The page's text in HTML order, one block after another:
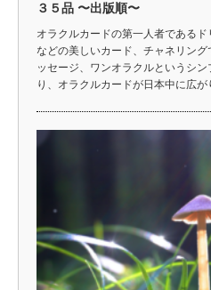
３５品 〜出版順〜
オラクルカードの第一人者である
などの美しいカード、チャネリン
ッセージ、ワンオラクルというシ
り、オラクルカードが日本中に広